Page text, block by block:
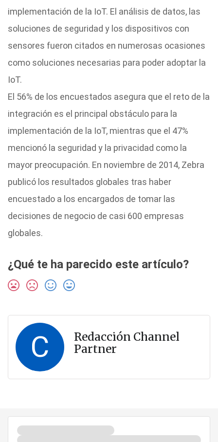
implementación de la IoT. El análisis de datos, las
soluciones de seguridad y los dispositivos con
sensores fueron citados en numerosas ocasiones
como soluciones necesarias para poder adoptar la
IoT.
El 56% de los encuestados asegura que el reto de la
integración es el principal obstáculo para la
implementación de la IoT, mientras que el 47%
mencionó la seguridad y la privacidad como la
mayor preocupación. En noviembre de 2014, Zebra
publicó los resultados globales tras haber
encuestado a los encargados de tomar las
decisiones de negocio de casi 600 empresas
globales.
¿Qué te ha parecido este artículo?
C
Redacción Channel
Partner